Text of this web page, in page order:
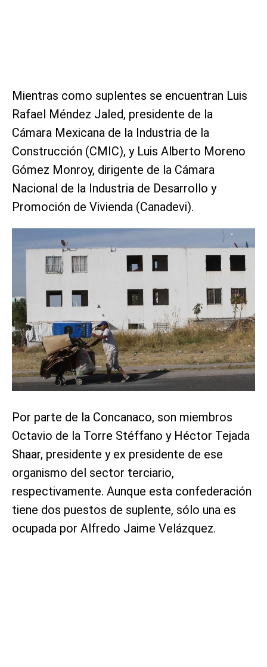
Mientras como suplentes se encuentran Luis
Rafael Méndez Jaled, presidente de la
Cámara Mexicana de la Industria de la
Construcción (CMIC), y Luis Alberto Moreno
Gómez Monroy, dirigente de la Cámara
Nacional de la Industria de Desarrollo y
Promoción de Vivienda (Canadevi).
Por parte de la Concanaco, son miembros
Octavio de la Torre Stéffano y Héctor Tejada
Shaar, presidente y ex presidente de ese
organismo del sector terciario,
respectivamente. Aunque esta confederación
tiene dos puestos de suplente, sólo una es
ocupada por Alfredo Jaime Velázquez.